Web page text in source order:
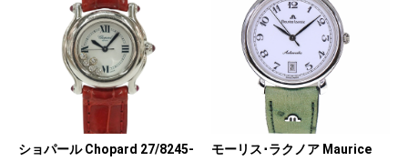
ショパール Chopard 27/8245-
モーリス･ラクノア Maurice